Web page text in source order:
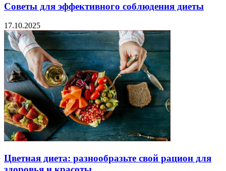
Советы для эффективного соблюдения диеты
17.10.2025
Цветная диета: разнообразьте свой рацион для